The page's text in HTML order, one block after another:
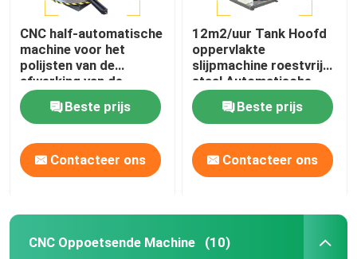
CNC half-automatische
machine voor het
polijsten van de
afwerking van de
afwerking van de
afwerkingBeste prijs
Contacteer ons
12m2/uur Tank Hoofd
oppervlakte
slijpmachine roestvrij
staal Automatische
Polisher
Beste prijs
Contacteer ons
CNC Oppoetsende Machine (10)